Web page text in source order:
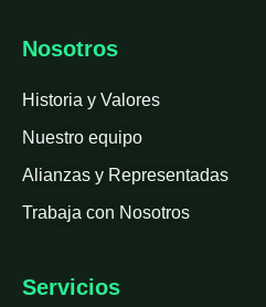
Nosotros
Historia y Valores
Nuestro equipo
Alianzas y Representadas
Trabaja con Nosotros
Servicios